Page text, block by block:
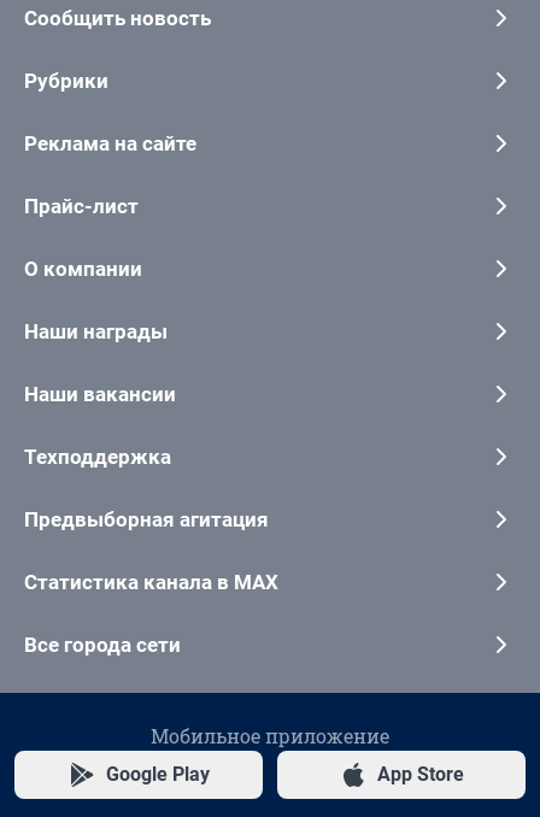
Сообщить новость
Рубрики
Реклама на сайте
Прайс-лист
О компании
Наши награды
Наши вакансии
Техподдержка
Предвыборная агитация
Статистика канала в MAX
Все города сети
Мобильное приложение
Google Play App Store